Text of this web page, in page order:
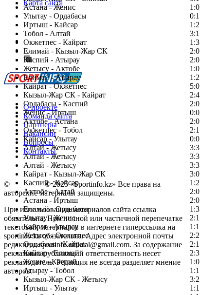
Астана - Женис
1:0
Улытау - Ордабасы
0:1
Иртыш - Кайсар
1:2
Тобол - Алтай
3:1
Окжетпес - Кайрат
1:3
Елимай - Кызыл-Жар СК
2:0
Каспий - Атырау
2:0
Жетысу - Актобе
1:0
Елимай - Атырау
1:2
Кайрат - Окжетпес
5:0
Кызыл-Жар СК - Кайрат
2:4
Ордабасы - Каспий
2:0
Женис - Иртыш
0:0
Актобе - Астана
2:0
Окжетпес - Тобол
2:1
Кайсар - Улытау
0:0
Алтай - Жетысу
3:3
Алтай - Жетысу
3:3
Алтай - Жетысу
3:3
Кайрат - Кызыл-Жар СК
3:0
Каспий - Кайсар
1:2
Актобе - Алтай
2:0
Астана - Иртыш
2:0
Елимай - Ордабасы
1:3
Улытау - Женис
2:1
Кайрат - Атырау
1:1
Жетысу - Окжетпес
2:2
Ордабасы - Кайрат
2:1
Кайсар - Елимай
2:3
Женис - Каспий
1:0
Атырау - Тобол
1:1
Кызыл-Жар СК - Жетысу
3:2
Иртыш - Улытау
1:1
Карта сайта
Есть идея?
Сообщить о мероприятии
Перейти на старый сайт
О проекте
Команда сайта
Партнеры
Вакансии
Вопросы
Контакты
© Copyright© 2025 «Sportinfo.kz» Все права на
авторские материалы защищены.
При использовании материалов сайта ссылка
обязательна. При полной или частичной перепечатке
текстовых материалов в интернете гиперссылка на
sportinfo.kz обязательна. Адрес электронной почты
редакции: sportinfo.official@gmail.com. За содержание
рекламных публикаций ответственность несет
рекламодатель. Редакция не всегда разделяет мнение
авторов.
Заметили ошибку в тексте?